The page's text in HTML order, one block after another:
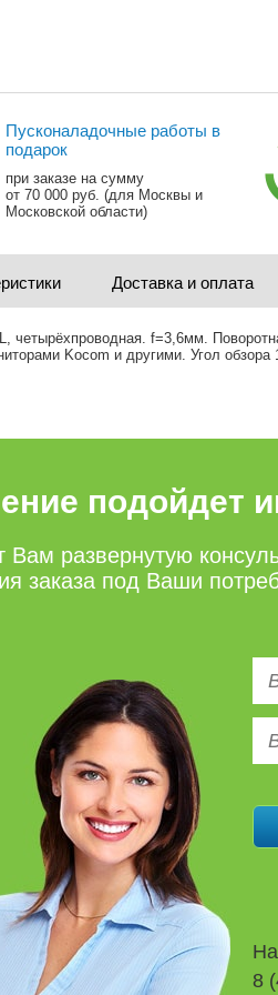
Пусконаладочные работы в
подарок
при заказе на сумму
от 70 000 руб. (для Москвы и
Московской области)
Доставка и оплата
f=3,6мм.
Kocom и другими. Угол
подойдет
развернутую
заказа под Ваши
8